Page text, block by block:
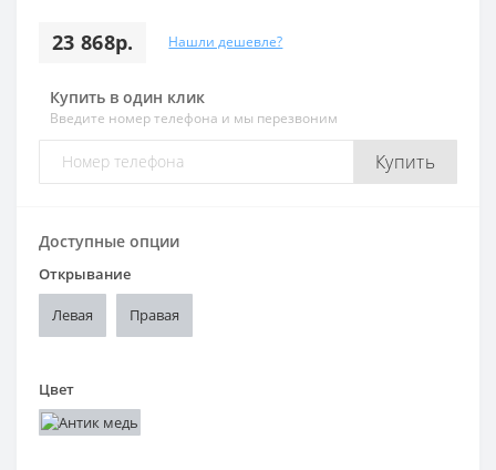
23 868р. Нашли дешевле?
Купить в один клик
Введите номер телефона и мы перезвоним
Купить
Доступные опции
Открывание
Левая Правая
Цвет